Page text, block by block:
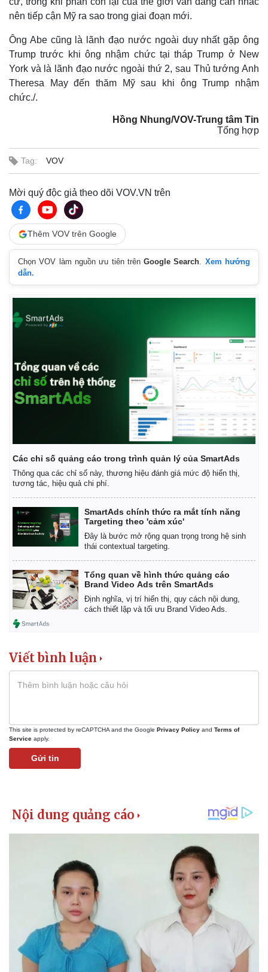
Bất động sản
Khởi nghiệp
Tỷ giá
nên tiếp cận Mỹ ra sao trong giai đoạn mới.
Ông Abe cũng là lãnh đạo nước ngoài duy nhất gặp ông
Trump trước khi ông nhậm chức tại tháp Trump ở New
York và là lãnh đạo nước ngoài thứ 2, sau Thủ tướng Anh
Theresa May đến thăm Mỹ sau khi ông Trump nhậm
chức./.
Hồng Nhung/VOV-Trung tâm Tin
Tổng hợp
Tag: VOV
Mời quý độc giả theo dõi VOV.VN trên
Thêm VOV trên Google
Chọn VOV làm nguồn ưu tiên trênGoogle Search. Xem hướng
dẫn.
Các chỉ số quảng cáo trong trình quản lý của SmartAds
Thông qua các chỉ số này, thương hiệu đánh giá mức độ hiển thị,
tương tác, hiệu quả chi phí.
SmartAds chính thức ra mắt tính năng
Targeting theo 'cảm xúc'
Đây là bước mở rộng quan trọng trong hệ sinh
thái contextual targeting.
Tổng quan về hình thức quảng cáo
Brand Video Ads trên SmartAds
Định nghĩa, vị trí hiển thị, quy cách nội dung,
cách thiết lập và tối ưu Brand Video Ads.
Viết bình luận
This site is protected by reCAPTCHA and the Google Privacy Policy and Terms of
Service apply.
Gửi tin